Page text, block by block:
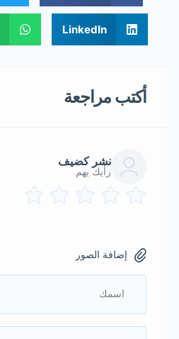
LinkedIn
أكتب مراجعة
نشر كضيف
رأيك يهم
إضافة الصور